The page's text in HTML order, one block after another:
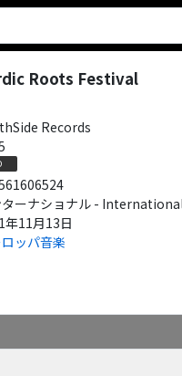
Roots Festival
Records
ターナショナル -
年11月13日
ッパ音楽